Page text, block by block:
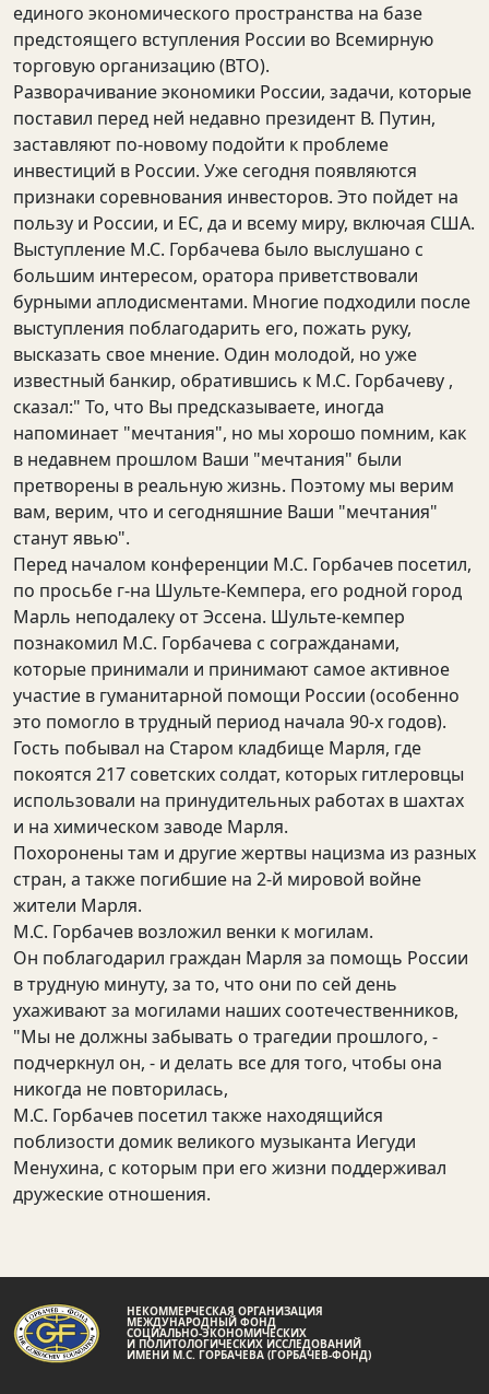
единого экономического пространства на базе
предстоящего вступления России во Всемирную
торговую организацию (ВТО).
Разворачивание экономики России, задачи, которые
поставил перед ней недавно президент В. Путин,
заставляют по-новому подойти к проблеме
инвестиций в России. Уже сегодня появляются
признаки соревнования инвесторов. Это пойдет на
пользу и России, и ЕС, да и всему миру, включая США.
Выступление М.С. Горбачева было выслушано с
большим интересом, оратора приветствовали
бурными аплодисментами. Многие подходили после
выступления поблагодарить его, пожать руку,
высказать свое мнение. Один молодой, но уже
известный банкир, обратившись к М.С. Горбачеву ,
сказал:" То, что Вы предсказываете, иногда
напоминает "мечтания", но мы хорошо помним, как
в недавнем прошлом Ваши "мечтания" были
претворены в реальную жизнь. Поэтому мы верим
вам, верим, что и сегодняшние Ваши "мечтания"
станут явью".
Перед началом конференции М.С. Горбачев посетил,
по просьбе г-на Шульте-Кемпера, его родной город
Марль неподалеку от Эссена. Шульте-кемпер
познакомил М.С. Горбачева с согражданами,
которые принимали и принимают самое активное
участие в гуманитарной помощи России (особенно
это помогло в трудный период начала 90-х годов).
Гость побывал на Старом кладбище Марля, где
покоятся 217 советских солдат, которых гитлеровцы
использовали на принудительных работах в шахтах
и на химическом заводе Марля.
Похоронены там и другие жертвы нацизма из разных
стран, а также погибшие на 2-й мировой войне
жители Марля.
М.С. Горбачев возложил венки к могилам.
Он поблагодарил граждан Марля за помощь России
в трудную минуту, за то, что они по сей день
ухаживают за могилами наших соотечественников,
"Мы не должны забывать о трагедии прошлого, -
подчеркнул он, - и делать все для того, чтобы она
никогда не повторилась,
М.С. Горбачев посетил также находящийся
поблизости домик великого музыканта Иегуди
Менухина, с которым при его жизни поддерживал
дружеские отношения.
НЕКОММЕРЧЕСКАЯ ОРГАНИЗАЦИЯ
МЕЖДУНАРОДНЫЙ ФОНД
СОЦИАЛЬНО-ЭКОНОМИЧЕСКИХ
И ПОЛИТОЛОГИЧЕСКИХ ИССЛЕДОВАНИЙ
ИМЕНИ М.С. ГОРБАЧЕВА (ГОРБАЧЕВ-ФОНД)